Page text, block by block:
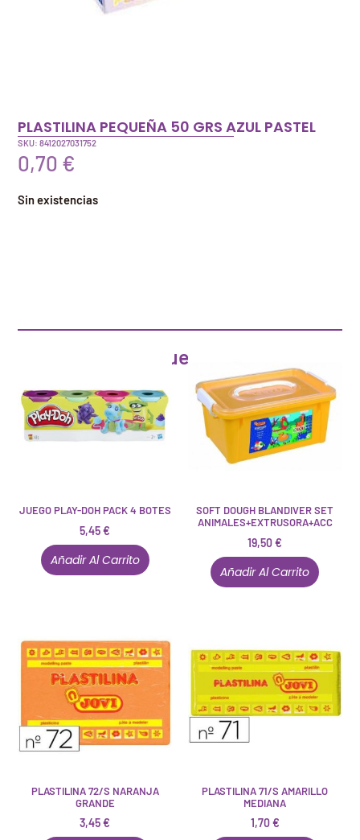
PLASTILINA PEQUEÑA 50 GRS AZUL PASTEL
SKU: 8412027031752
0,70 €
Sin existencias
Artículos que pueden interesarte
JUEGO PLAY-DOH PACK 4 BOTES
5,45€
Añadir Al Carrito
SOFT DOUGH BLANDIVER SET
ANIMALES+EXTRUSORA+ACC
19,50€
Añadir Al Carrito
PLASTILINA 72/S NARANJA
GRANDE
3,45€
PLASTILINA 71/S AMARILLO
MEDIANA
1,70€